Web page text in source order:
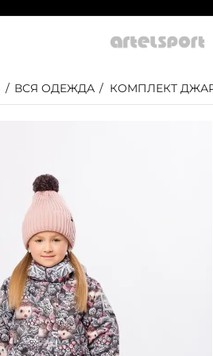
/ ВСЯ ОДЕЖДА / КОМПЛЕКТ